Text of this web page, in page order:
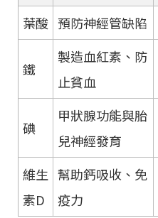
葉酸 預防神經管缺陷
鐵
製造血紅素、防
止貧血
碘
甲狀腺功能與胎
兒神經發育
維生
素D
幫助鈣吸收、免
疫力